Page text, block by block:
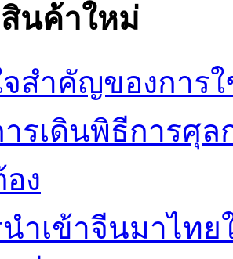
นค้าใหม่
สำคัญของการ
รเดินพิธีการศุล
ง
ำเข้าจีนมาไท